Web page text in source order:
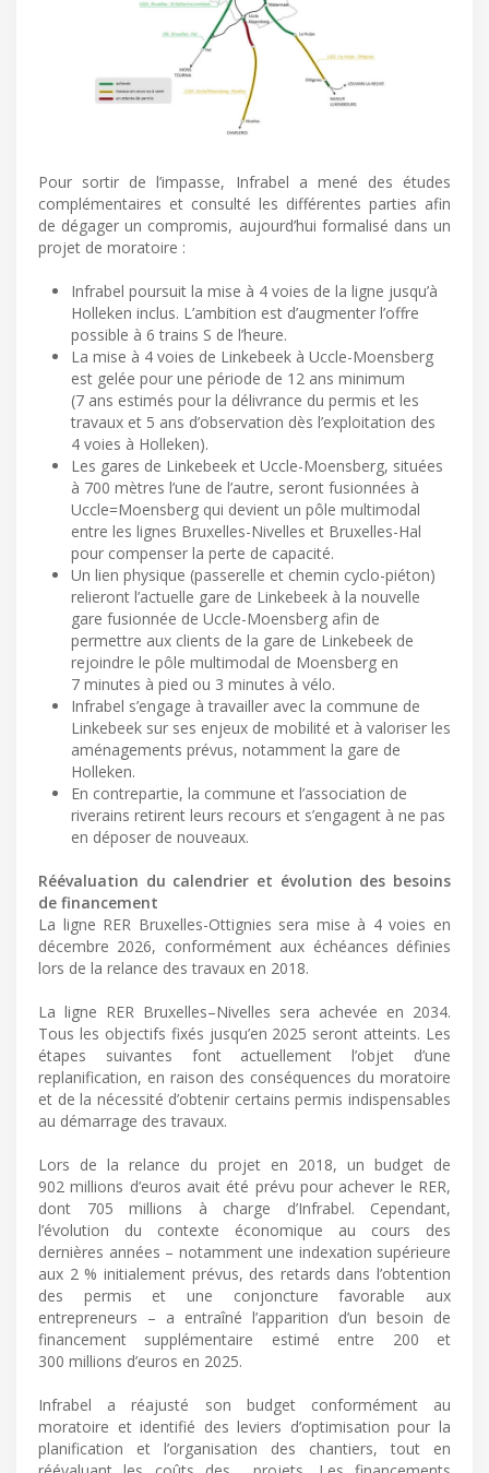
Pour sortir de l’impasse, Infrabel a mené des études
complémentaires et consulté les différentes parties afin
de dégager un compromis, aujourd’hui formalisé dans un
projet de moratoire :
Infrabel poursuit la mise à 4 voies de la ligne jusqu’à
Holleken inclus. L’ambition est d’augmenter l’offre
possible à 6 trains S de l’heure.
La mise à 4 voies de Linkebeek à Uccle-Moensberg
est gelée pour une période de 12 ans minimum
(7 ans estimés pour la délivrance du permis et les
travaux et 5 ans d’observation dès l’exploitation des
4 voies à Holleken).
Les gares de Linkebeek et Uccle-Moensberg, situées
à 700 mètres l’une de l’autre, seront fusionnées à
Uccle=Moensberg qui devient un pôle multimodal ​
entre les lignes Bruxelles-Nivelles et Bruxelles-Hal
pour compenser la perte de capacité.
Un lien physique (passerelle et chemin cyclo-piéton)
relieront l’actuelle gare de Linkebeek à la nouvelle
gare fusionnée de Uccle-Moensberg afin de
permettre aux clients de la gare de Linkebeek de
rejoindre le pôle multimodal de Moensberg en
7 minutes à pied ou 3 minutes à vélo.
Infrabel s’engage à travailler avec la commune de
Linkebeek sur ses enjeux de mobilité et à valoriser les
aménagements prévus, notamment la gare de
Holleken.
En contrepartie, la commune et l’association de
riverains retirent leurs recours et s’engagent à ne pas
en déposer de nouveaux.
Réévaluation du calendrier et évolution des besoins
de financement
La ligne RER Bruxelles-Ottignies sera mise à 4 voies en
décembre 2026, conformément aux échéances définies
lors de la relance des travaux en 2018.
La ligne RER Bruxelles–Nivelles sera achevée en 2034.
Tous les objectifs fixés jusqu’en 2025 seront atteints. Les
étapes suivantes font actuellement l’objet d’une
replanification, en raison des conséquences du moratoire
et de la nécessité d’obtenir certains permis indispensables
au démarrage des travaux.
Lors de la relance du projet en 2018, un budget de
902 millions d’euros avait été prévu pour achever le RER,
dont 705 millions à charge d’Infrabel. Cependant,
l’évolution du contexte économique au cours des
dernières années – notamment une indexation supérieure
aux 2 % initialement prévus, des retards dans l’obtention
des permis et une conjoncture favorable aux
entrepreneurs – a entraîné l’apparition d’un besoin de
financement supplémentaire estimé entre 200 et
300 millions d’euros en 2025.
Infrabel a réajusté son budget conformément au
moratoire et identifié des leviers d’optimisation pour la
planification et l’organisation des chantiers, tout en